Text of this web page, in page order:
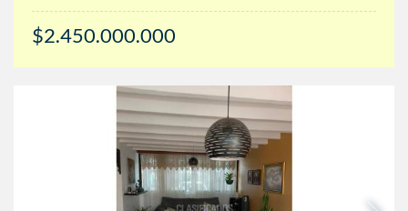
$2.450.000.000